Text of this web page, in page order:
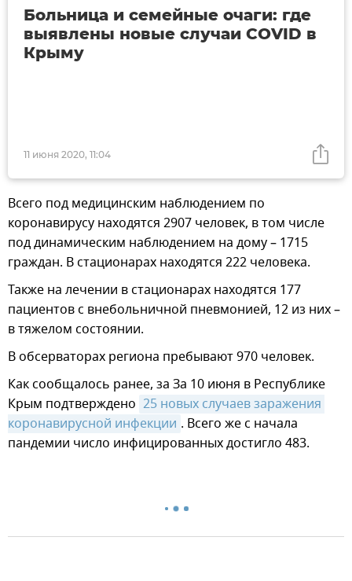
11 июня 2020, 11:04
Больница и семейные очаги: где
выявлены новые случаи COVID в
Крыму
Всего под медицинским наблюдением по
коронавирусу находятся 2907 человек, в том числе
под динамическим наблюдением на дому – 1715
граждан. В стационарах находятся 222 человека.
Также на лечении в стационарах находятся 177
пациентов с внебольничной пневмонией, 12 из них –
в тяжелом состоянии.
В обсерваторах региона пребывают 970 человек.
Как сообщалось ранее, за За 10 июня в Республике
Крым подтверждено 25 новых случаев заражения
коронавирусной инфекции . Всего же с начала
пандемии число инфицированных достигло 483.